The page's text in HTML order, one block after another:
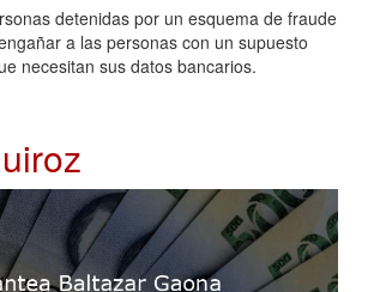
detenidas por un esquema de fraude
a las personas con un supuesto
necesitan sus datos bancarios.